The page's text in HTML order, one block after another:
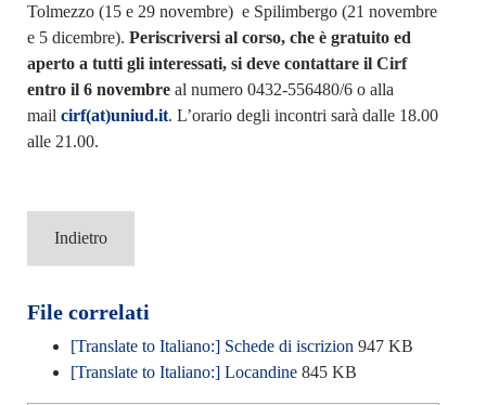
Tolmezzo (15 e 29 novembre) e Spilimbergo (21 novembre
e 5 dicembre). Periscriversi al corso, che è gratuito ed
aperto a tutti gli interessati, si deve contattare il Cirf
entro il 6 novembreal numero 0432-556480/6 o alla
mail cirf(at)uniud.it. L’orario degli incontri sarà dalle 18.00
alle 21.00.
Indietro
File correlati
[Translate to Italiano:] Schede di iscrizion 947 KB
[Translate to Italiano:] Locandine 845 KB